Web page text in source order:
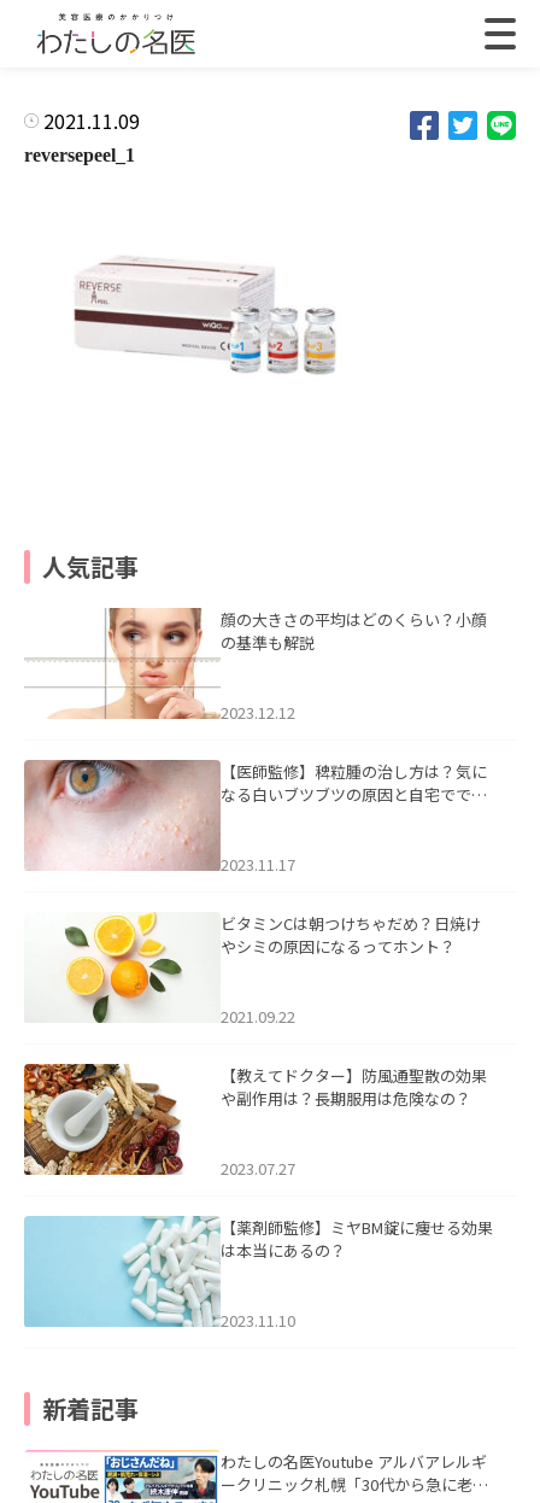
2021.11.09
reversepeel_1
人気記事
顔の大きさの平均はどのくらい？小顔
の基準も解説
2023.12.12
【医師監修】稗粒腫の治し方は？気に
なる白いブツブツの原因と自宅ででき
2023.11.17
ビタミンCは朝つけちゃだめ？日焼け
やシミの原因になるってホント？
2021.09.22
【教えてドクター】防風通聖散の効果
や副作用は？長期服用は危険なの？
2023.07.27
【薬剤師監修】ミヤBM錠に痩せる効果
は本当にあるの？
2023.11.10
新着記事
わたしの名医Youtube アルバアレルギ
ークリニック札幌「30代から急に老け